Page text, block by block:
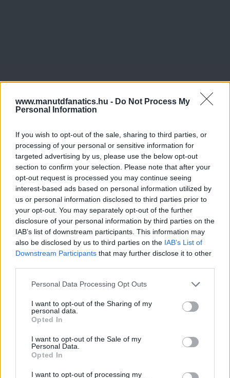
www.manutdfanatics.hu - Do Not Process My
Personal Information
If you wish to opt-out of the sale, sharing to third parties, or
processing of your personal or sensitive information for
targeted advertising by us, please use the below opt-out
section to confirm your selection. Please note that after your
opt-out request is processed you may continue seeing
interest-based ads based on personal information utilized by
us or personal information disclosed to third parties prior to
your opt-out. You may separately opt-out of the further
disclosure of your personal information by third parties on the
IAB’s list of downstream participants. This information may
also be disclosed by us to third parties on the IAB’s List of
Downstream Participants that may further disclose it to other
Please note that this website/app uses one or more Google
not limited to your visit or usage behaviour. You may click to
grant or deny consent to Google and its third-party tags to
use your data for below specified purposes in below Google
consent section.
Personal Data Processing Opt Outs
I want to opt-out of the Sharing of my
personal data.
Opted In
I want to opt-out of the Sale of my
Personal Data.
Opted In
I want to opt-out of processing my